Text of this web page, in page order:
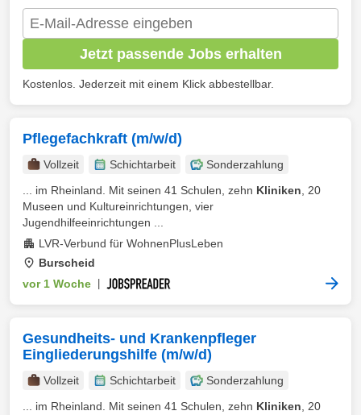
Jetzt passende Jobs erhalten
Kostenlos. Jederzeit mit einem Klick abbestellbar.
Pflegefachkraft (m/w/d)
Vollzeit Schichtarbeit
Sonderzahlung
... im Rheinland. Mit seinen 41 Schulen, zehn Kliniken , 20
Museen und Kultureinrichtungen, vier
Jugendhilfeeinrichtungen ...
LVR-Verbund für WohnenPlusLeben
Burscheid
vor 1 Woche
Gesundheits- und Krankenpfleger
Eingliederungshilfe (m/w/d)
Vollzeit Schichtarbeit
Sonderzahlung
... im Rheinland. Mit seinen 41 Schulen, zehn Kliniken , 20